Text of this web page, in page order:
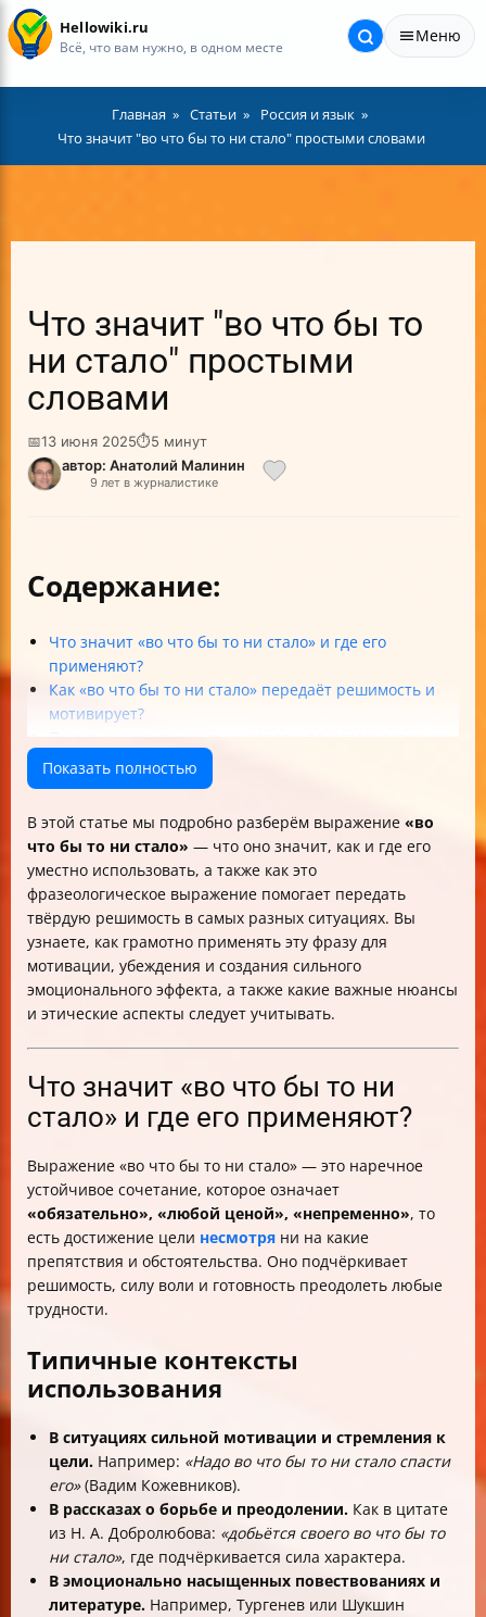
Hellowiki.ru
Всё, что вам нужно, в одном месте
Меню
Главная Статьи
Россия и язык
Что значит "во что бы то ни стало" простыми словами
Что значит "во что бы то
ни стало" простыми
словами
📅13 июня 2025⏱5 минут
автор: Анатолий Малинин
9 лет в журналистике
Содержание:
Что значит «во что бы то ни стало» и где его
применяют?
Как «во что бы то ни стало» передаёт решимость и
мотивирует?
Практические примеры и советы по использованию
Этические и безопасные аспекты использования
Культурный и литературный контекст
умом и силой
Показать полностью
В этой статье мы подробно разберём выражение «во
что бы то ни стало» — что оно значит, как и где его
уместно использовать, а также как это
фразеологическое выражение помогает передать
твёрдую решимость в самых разных ситуациях. Вы
узнаете, как грамотно применять эту фразу для
мотивации, убеждения и создания сильного
эмоционального эффекта, а также какие важные нюансы
и этические аспекты следует учитывать.
Что значит «во что бы то ни
стало» и где его применяют?
Выражение «во что бы то ни стало» — это наречное
устойчивое сочетание, которое означает
«обязательно», «любой ценой», «непременно», то
есть достижение цели несмотря ни на какие
препятствия и обстоятельства. Оно подчёркивает
решимость, силу воли и готовность преодолеть любые
трудности.
Типичные контексты
использования
В ситуациях сильной мотивации и стремления к
цели. Например: «Надо во что бы то ни стало спасти
его»(Вадим Кожевников).
В рассказах о борьбе и преодолении. Как в цитате
из Н. А. Добролюбова: «добьётся своего во что бы то
ни стало», где подчёркивается сила характера.
В эмоционально насыщенных повествованиях и
литературе. Например, Тургенев или Шукшин